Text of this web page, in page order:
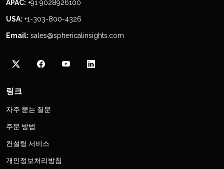
APAC: +91 9028926100
USA: +1-303-800-4326
Email: sales@sphericalinsights.com
링크
자주 묻는 질문
주문 방법
컨설팅 서비스
개인정보처리방침